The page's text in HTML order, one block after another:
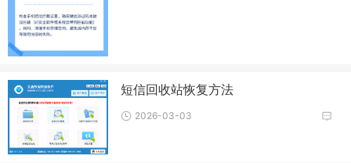
短信回收站恢复方法
2026-03-03